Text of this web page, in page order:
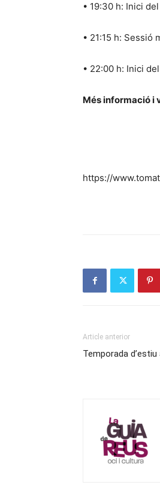
• 19:30 h: Inici
• 21:15 h: Sessió
• 22:00 h: Inici
Més informació i
https://
Article anterior
Temporada d’estiu